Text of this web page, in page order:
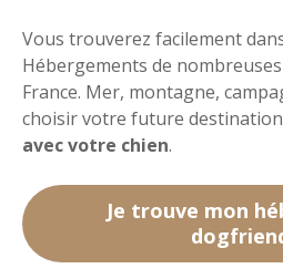
Vous trouverez facilement
Hébergements de
France. Mer, montagne,
choisir votre future
avec votre chien.
Je trouve mon